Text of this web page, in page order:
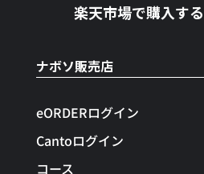
楽天市場で購入する
ナボソ販売店
eORDERログイン
Cantoログイン
コース